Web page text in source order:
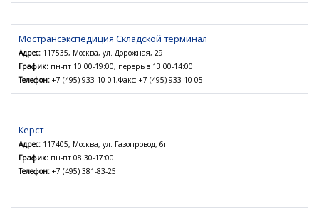
Мострансэкспедиция Складской терминал
Адрес: 117535, Москва, ул. Дорожная, 29
График: пн-пт 10:00-19:00, перерыв 13:00-14:00
Телефон: +7 (495) 933-10-01,Факс: +7 (495) 933-10-05
Керст
Адрес: 117405, Москва, ул. Газопровод, 6г
График: пн-пт 08:30-17:00
Телефон: +7 (495) 381-83-25